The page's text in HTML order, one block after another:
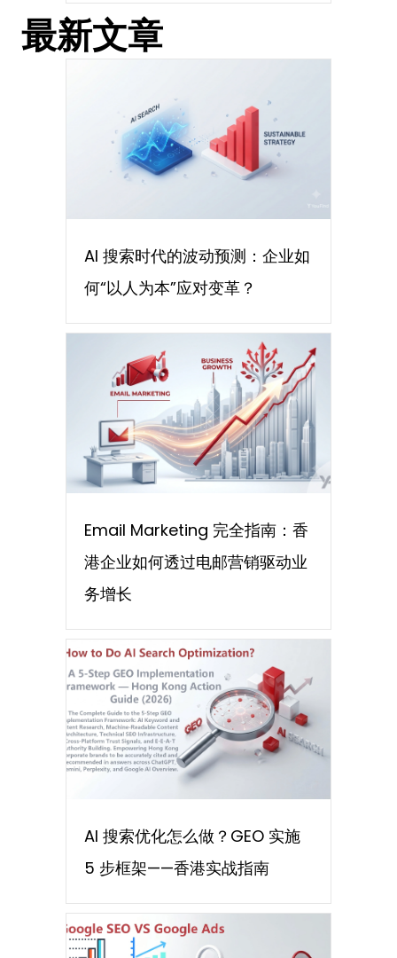
最新文章
AI 搜索时代的波动预测：企业如
何“以人为本”应对变革？
Email Marketing 完全指南：香
港企业如何透过电邮营销驱动业
务增长
AI 搜索优化怎么做？GEO 实施
5 步框架——香港实战指南